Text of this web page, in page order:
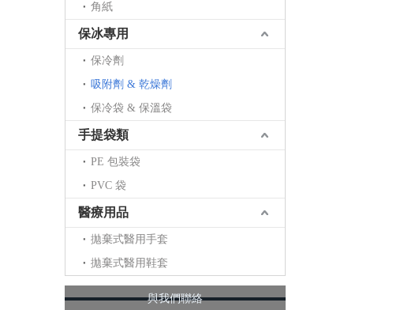
角紙
保冰專用
保冷劑
吸附劑 & 乾燥劑
保冷袋 & 保溫袋
手提袋類
PE 包裝袋
PVC 袋
醫療用品
拋棄式醫用手套
拋棄式醫用鞋套
與我們聯絡